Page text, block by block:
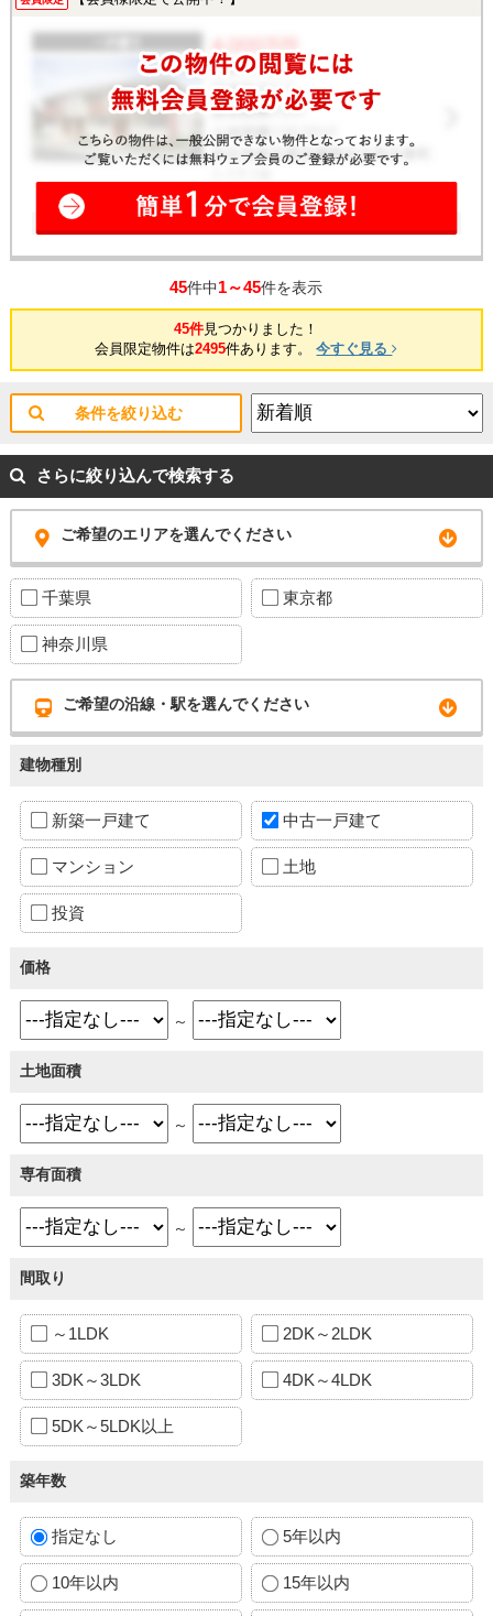
45件中1～45件を表示
45件見つかりました！
会員限定物件は2495件あります。今すぐ見る
条件を絞り込む
さらに絞り込んで検索する
ご希望のエリアを選んでください
千葉県 東京都
神奈川県
ご希望の沿線・駅を選んでください
建物種別
新築一戸建て 中古一戸建て
マンション 土地
投資
価格
～
土地面積
～
専有面積
～
間取り
～1LDK 2DK～2LDK
3DK～3LDK 4DK～4LDK
5DK～5LDK以上
築年数
指定なし 5年以内
10年以内 15年以内